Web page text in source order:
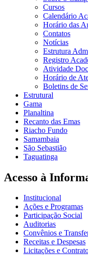
Cursos
Calendário
Horário das
Contatos
Notícias
Estrutura
Registro
Atividade
Horário de
Boletins de
Estrutural
Gama
Planaltina
Recanto das Emas
Riacho Fundo
Samambaia
São Sebastião
Taguatinga
Acesso à
Institucional
Ações e Programas
Participação Social
Auditorias
Convênios e
Receitas e Despesas
Licitações e